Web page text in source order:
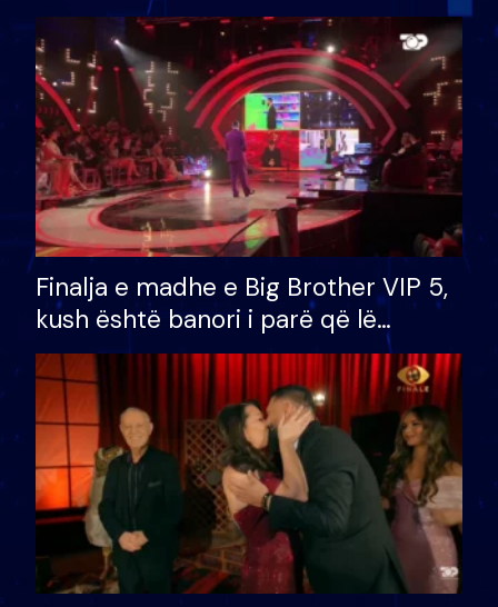
Finalja e madhe e Big Brother VIP 5,
kush është banori i parë që lë
shtëpinë dhe humb mundësinë për
të fituar çmimin e madh